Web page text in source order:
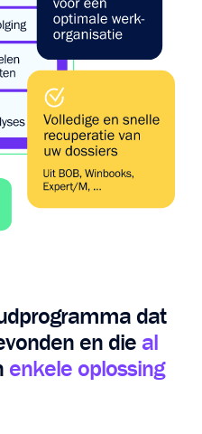
dat
en die al
enkele oplossing